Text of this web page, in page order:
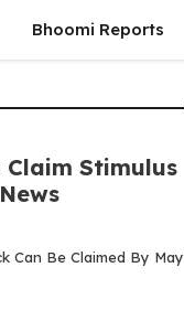
Bhoomi Reports
Claim Stimulus
Can Be Claimed By May